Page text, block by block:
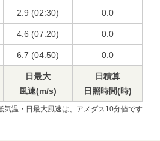
2.9 (02:30) 0.0
4.6 (07:20) 0.0
6.7 (04:50) 0.0
日最大
風速(m/s)
日積算
日照時間(時)
温・日最大風速は、アメダス10分値です